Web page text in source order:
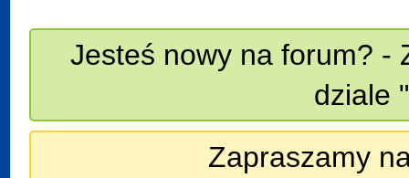
Jesteś nowy na forum? -
dziale
Zapraszamy